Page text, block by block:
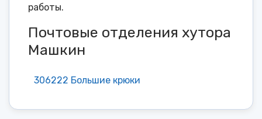
работы.
Почтовые отделения хутора
Машкин
306222 Большие крюки